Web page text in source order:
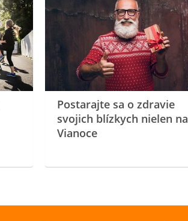
Postarajte sa o zdravie
svojich blízkych nielen na
Vianoce